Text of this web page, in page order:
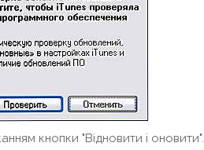
кнопки "Відновити і оновити".